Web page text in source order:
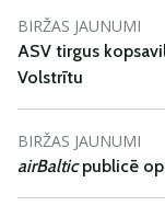
BIRŽAS JAUNUMI
ASV tirgus
Volstrītu
BIRŽAS JAUNUMI
airBalticpublicē